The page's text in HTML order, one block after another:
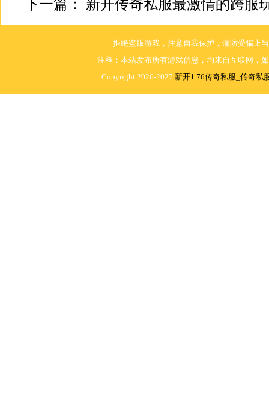
下一篇： 新开传奇私服最激情的跨服
拒绝盗版游戏，注意自我保护，谨防受骗上
注释：本站发布所有游戏信息，均来自互联网，
Copyright 2026-2027 新开1.76传奇私服_传奇私